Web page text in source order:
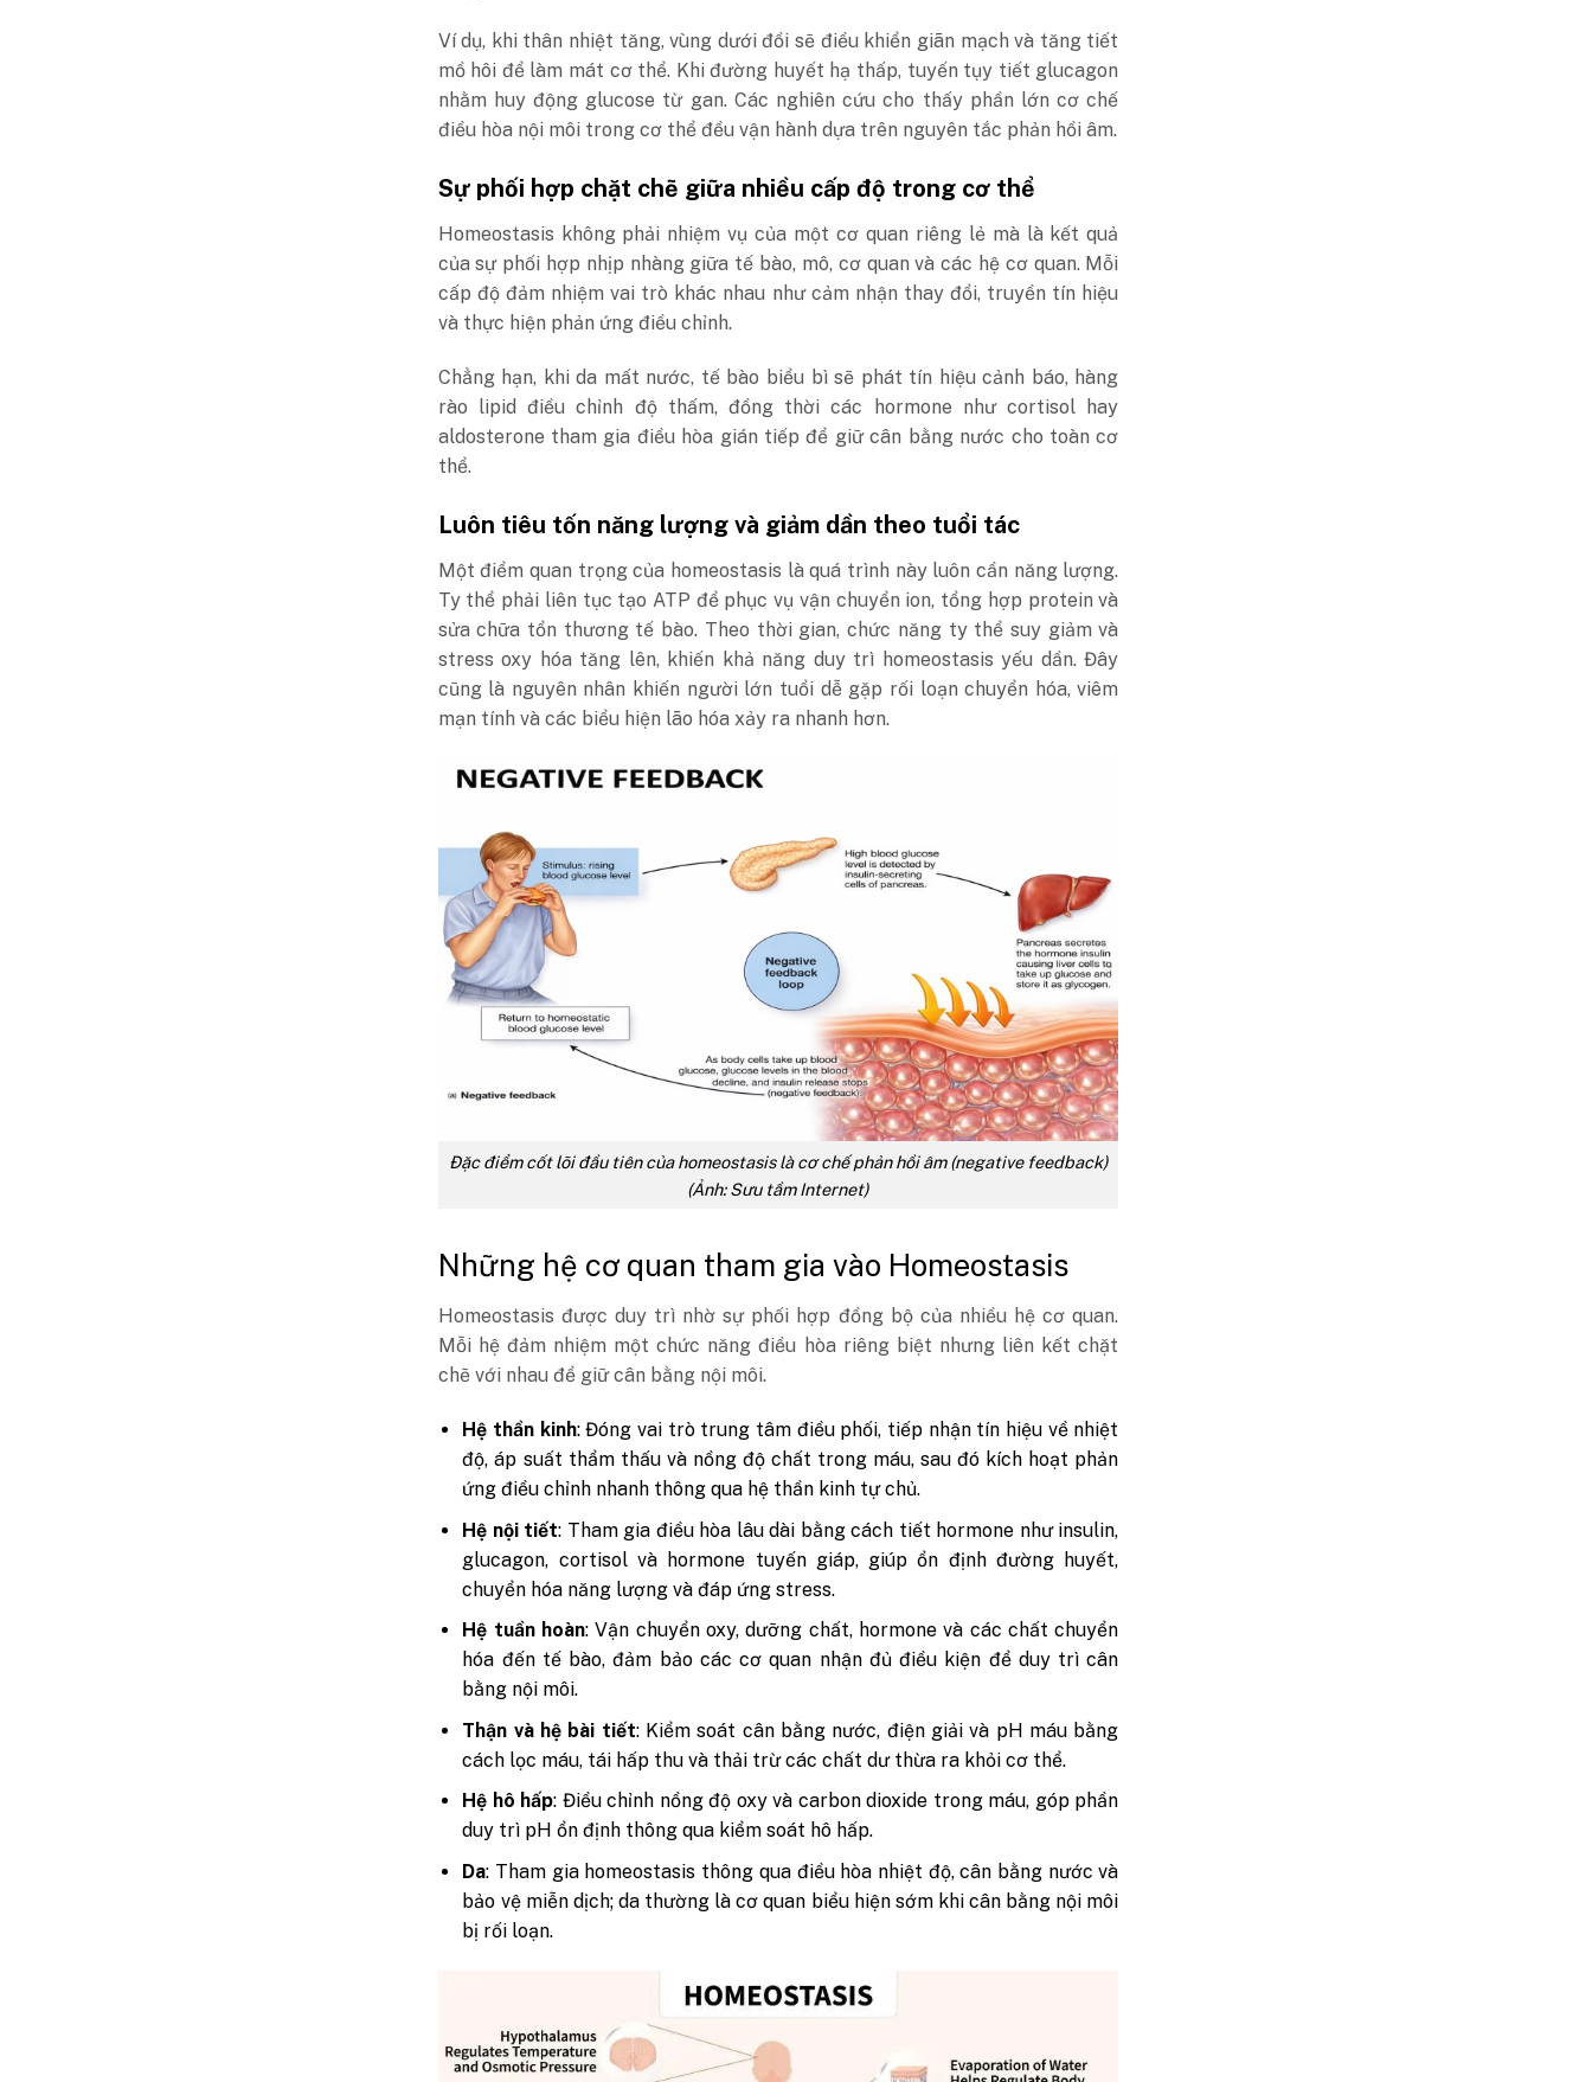
Ví dụ, khi thân nhiệt tăng, vùng dưới đồi sẽ điều khiển giãn mạch và tăng tiết
mồ hôi để làm mát cơ thể. Khi đường huyết hạ thấp, tuyến tụy tiết glucagon
nhằm huy động glucose từ gan. Các nghiên cứu cho thấy phần lớn cơ chế
điều hòa nội môi trong cơ thể đều vận hành dựa trên nguyên tắc phản hồi âm.
Sự phối hợp chặt chẽ giữa nhiều cấp độ trong cơ thể
Homeostasis không phải nhiệm vụ của một cơ quan riêng lẻ mà là kết quả
của sự phối hợp nhịp nhàng giữa tế bào, mô, cơ quan và các hệ cơ quan. Mỗi
cấp độ đảm nhiệm vai trò khác nhau như cảm nhận thay đổi, truyền tín hiệu
và thực hiện phản ứng điều chỉnh.
Chẳng hạn, khi da mất nước, tế bào biểu bì sẽ phát tín hiệu cảnh báo, hàng
rào lipid điều chỉnh độ thấm, đồng thời các hormone như cortisol hay
aldosterone tham gia điều hòa gián tiếp để giữ cân bằng nước cho toàn cơ
thể.
Luôn tiêu tốn năng lượng và giảm dần theo tuổi tác
Một điểm quan trọng của homeostasis là quá trình này luôn cần năng lượng.
Ty thể phải liên tục tạo ATP để phục vụ vận chuyển ion, tổng hợp protein và
sửa chữa tổn thương tế bào. Theo thời gian, chức năng ty thể suy giảm và
stress oxy hóa tăng lên, khiến khả năng duy trì homeostasis yếu dần. Đây
cũng là nguyên nhân khiến người lớn tuổi dễ gặp rối loạn chuyển hóa, viêm
mạn tính và các biểu hiện lão hóa xảy ra nhanh hơn.
Đặc điểm cốt lõi đầu tiên của homeostasis là cơ chế phản hồi âm (negative feedback)
(Ảnh: Sưu tầm Internet)
Những hệ cơ quan tham gia vào Homeostasis
Homeostasis được duy trì nhờ sự phối hợp đồng bộ của nhiều hệ cơ quan.
Mỗi hệ đảm nhiệm một chức năng điều hòa riêng biệt nhưng liên kết chặt
chẽ với nhau để giữ cân bằng nội môi.
Hệ thần kinh: Đóng vai trò trung tâm điều phối, tiếp nhận tín hiệu về nhiệt
độ, áp suất thẩm thấu và nồng độ chất trong máu, sau đó kích hoạt phản
ứng điều chỉnh nhanh thông qua hệ thần kinh tự chủ.
Hệ nội tiết: Tham gia điều hòa lâu dài bằng cách tiết hormone như insulin,
glucagon, cortisol và hormone tuyến giáp, giúp ổn định đường huyết,
chuyển hóa năng lượng và đáp ứng stress.
Hệ tuần hoàn: Vận chuyển oxy, dưỡng chất, hormone và các chất chuyển
hóa đến tế bào, đảm bảo các cơ quan nhận đủ điều kiện để duy trì cân
bằng nội môi.
Thận và hệ bài tiết: Kiểm soát cân bằng nước, điện giải và pH máu bằng
cách lọc máu, tái hấp thu và thải trừ các chất dư thừa ra khỏi cơ thể.
Hệ hô hấp: Điều chỉnh nồng độ oxy và carbon dioxide trong máu, góp phần
duy trì pH ổn định thông qua kiểm soát hô hấp.
Da: Tham gia homeostasis thông qua điều hòa nhiệt độ, cân bằng nước và
bảo vệ miễn dịch; da thường là cơ quan biểu hiện sớm khi cân bằng nội môi
bị rối loạn.